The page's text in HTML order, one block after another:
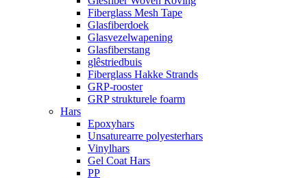
Fiberglass Mesh Tape
Glasfiberdoek
Glasvezelwapening
Glasfiberstang
glêstriedbuis
Fiberglass Hakke Strands
GRP-rooster
GRP strukturele foarm
Hars
Epoxyhars
Unsaturearre polyesterhars
Vinylhars
Gel Coat Hars
PP